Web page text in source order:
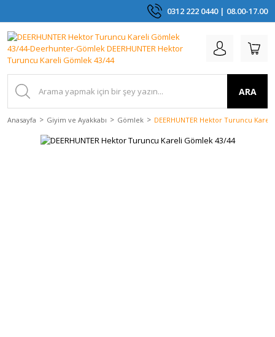
0312 222 0440 | 08.00-17.00
ARA
Anasayfa Giyim ve Ayakkabı Gömlek DEERHUNTER Hektor Turuncu